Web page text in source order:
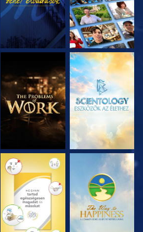
A SOROZAT
RÉSZEI
A SOROZAT
RÉSZEI
MŰSORNÉZÉS MŰSORNÉZÉS